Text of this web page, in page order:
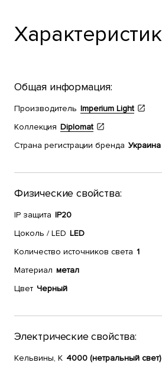
Общая информация:
Производитель Imperium Light
Коллекция Diplomat
Страна регистрации бренда Украина
Физические свойства:
IP защита IP20
Цоколь / LED LED
Количество источников света 1
Материал метал
Цвет Черный
Электрические свойства:
Кельвины, К 4000 (нетральный свет)